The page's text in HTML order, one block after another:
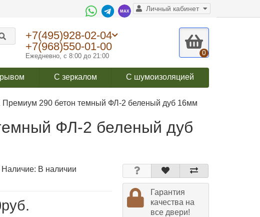
Личный кабинет
+7(495)928-02-04
+7(968)550-01-00
Ежедневно, с 8:00 до 21:00 0
С зеркалом С шумоизоляцией
Премиум 290 бетон темный ФЛ-2 беленый дуб 16мм
ФЛ-2 беленый дуб
Наличие: В наличии
Гарантия
качества на
все двери!